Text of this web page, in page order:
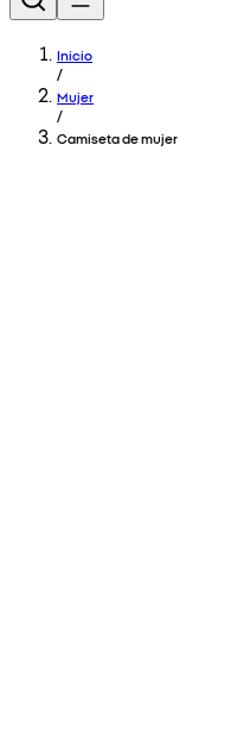
Inicio
/
Mujer
/
Camiseta de mujer